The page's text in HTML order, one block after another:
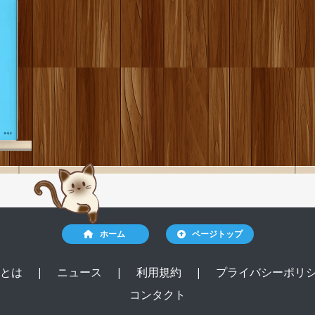
ホーム ページトップ
は | ニュース | 利用規約 |
プライバシーポリ
コンタクト